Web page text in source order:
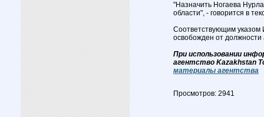
"Назначить Ногаева
области", - говорится в
Соответствующим указом
освобожден от должности
При использовании
агентство Kazakhstan
материалы агентства
Просмотров: 2941